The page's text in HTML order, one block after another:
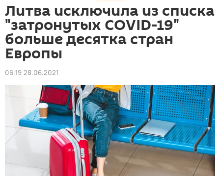
Литва исключила из списка
"затронутых COVID-19"
больше десятка стран
Европы
06:19 28.06.2021